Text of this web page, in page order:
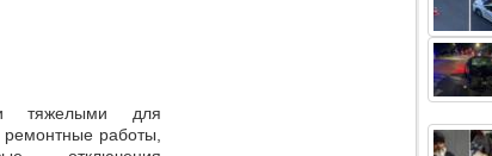
тяжелыми для
ремонтные работы,